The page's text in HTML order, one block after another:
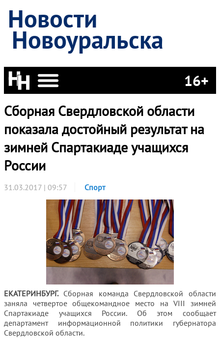
Новости
Новоуральска
16+
Сборная Свердловской области
показала достойный результат на
зимней Спартакиаде учащихся
России
31.03.2017 | 09:57 Спорт
ЕКАТЕРИНБУРГ. Сборная команда Свердловской области
заняла четвертое общекомандное место на VIII зимней
Спартакиаде учащихся России. Об этом сообщает
департамент информационной политики губернатора
Свердловской области.